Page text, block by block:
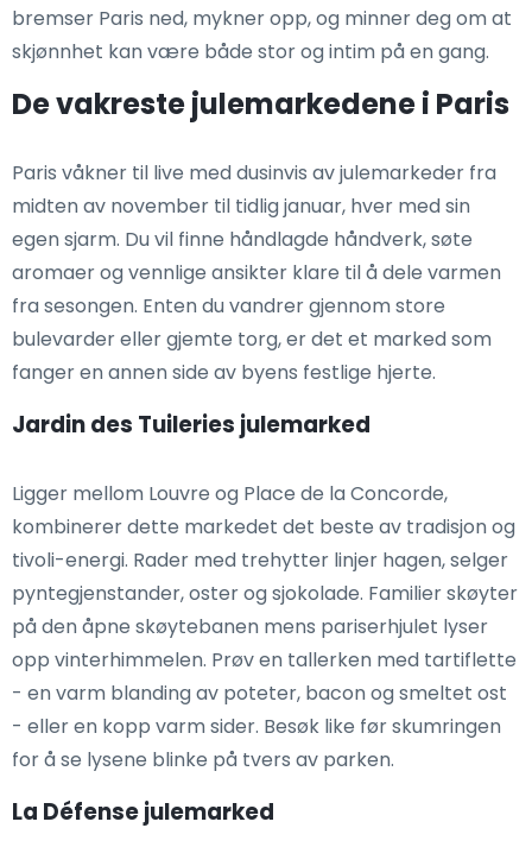
bremser Paris ned, mykner opp, og minner deg om at
skjønnhet kan være både stor og intim på en gang.
De vakreste julemarkedene i Paris
Paris våkner til live med dusinvis av julemarkeder fra
midten av november til tidlig januar, hver med sin
egen sjarm. Du vil finne håndlagde håndverk, søte
aromaer og vennlige ansikter klare til å dele varmen
fra sesongen. Enten du vandrer gjennom store
bulevarder eller gjemte torg, er det et marked som
fanger en annen side av byens festlige hjerte.
Jardin des Tuileries julemarked
Ligger mellom Louvre og Place de la Concorde,
kombinerer dette markedet det beste av tradisjon og
tivoli-energi. Rader med trehytter linjer hagen, selger
pyntegjenstander, oster og sjokolade. Familier skøyter
på den åpne skøytebanen mens pariserhjulet lyser
opp vinterhimmelen. Prøv en tallerken med tartiflette
- en varm blanding av poteter, bacon og smeltet ost
- eller en kopp varm sider. Besøk like før skumringen
for å se lysene blinke på tvers av parken.
La Défense julemarked